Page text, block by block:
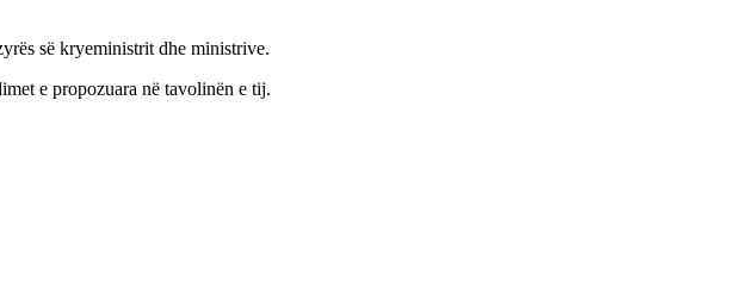
së kryeministrit dhe ministrive.
e propozuara në tavolinën e tij.